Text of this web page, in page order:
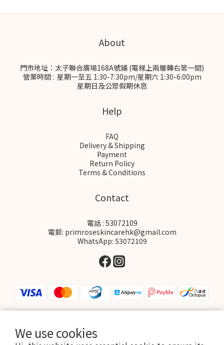
We use cookies
About
門市地址：太子聯合廣場168A號鋪 (電梯上兩層轉右第一間)
營業時間 : 星期一至五 1:30-7:30pm/星期六 1:30-6:00pm
星期日及公眾假期休息
Help
FAQ
Delivery & Shipping
Payment
Return Policy
Terms & Conditions
Contact
電話 : 53072109
電郵: primroseskincarehk@gmail.com
WhatsApp: 53072109
$ HKD English